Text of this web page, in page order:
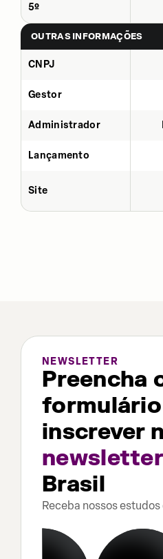
5º
OUTRAS INFORMAÇÕES
CNPJ
Gestor
Administrador
Lançamento
Site
NEWSLETTER
Preencha
inscrever
newsletter
Brasil
Receba nossos